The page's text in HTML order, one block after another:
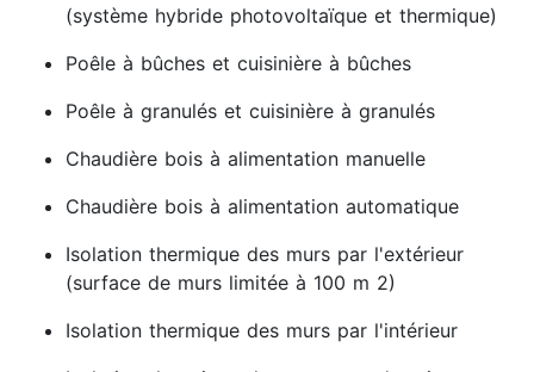
(système hybride photovoltaïque et thermique)
Poêle à bûches et cuisinière à bûches
Poêle à granulés et cuisinière à granulés
Chaudière bois à alimentation manuelle
Chaudière bois à alimentation automatique
Isolation thermique des murs par l'extérieur
(surface de murs limitée à 100 m 2)
Isolation thermique des murs par l'intérieur